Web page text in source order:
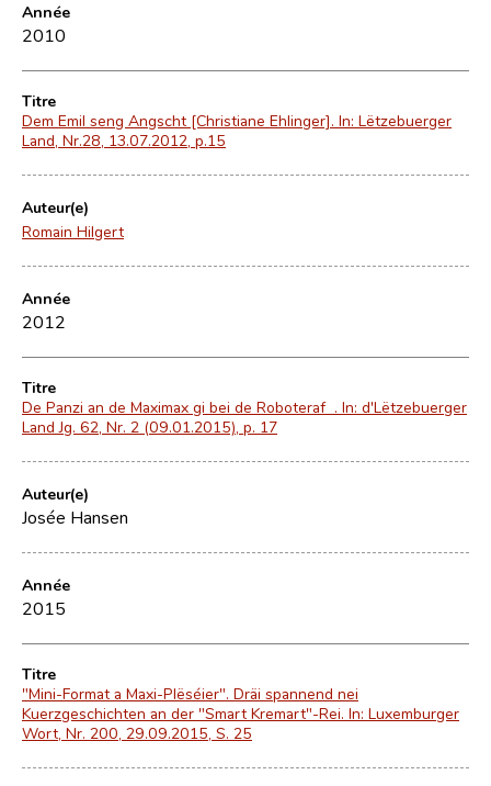
Année
2010
Titre
Dem Emil seng Angscht [Christiane Ehlinger]. In: Lëtzebuerger
Land, Nr.28, 13.07.2012, p.15
Auteur(e)
Romain Hilgert
Année
2012
Titre
De Panzi an de Maximax gi bei de Roboteraf . In: d'Lëtzebuerger
Land Jg. 62, Nr. 2 (09.01.2015), p. 17
Auteur(e)
Josée Hansen
Année
2015
Titre
"Mini-Format a Maxi-Plëséier". Dräi spannend nei
Kuerzgeschichten an der "Smart Kremart"-Rei. In: Luxemburger
Wort, Nr. 200, 29.09.2015, S. 25